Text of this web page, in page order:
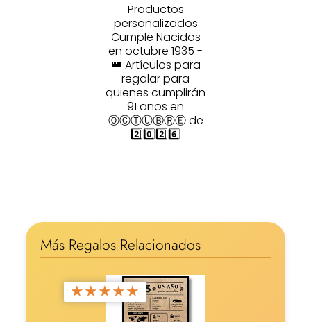
Productos
personalizados
Cumple Nacidos
en octubre 1935 -
👑 Artículos para
regalar para
quienes cumplirán
91 años en
ⓄⒸⓉⓊⒷⓇⒺ de
2️⃣0️⃣2️⃣6️⃣
Más Regalos Relacionados
★★★★★